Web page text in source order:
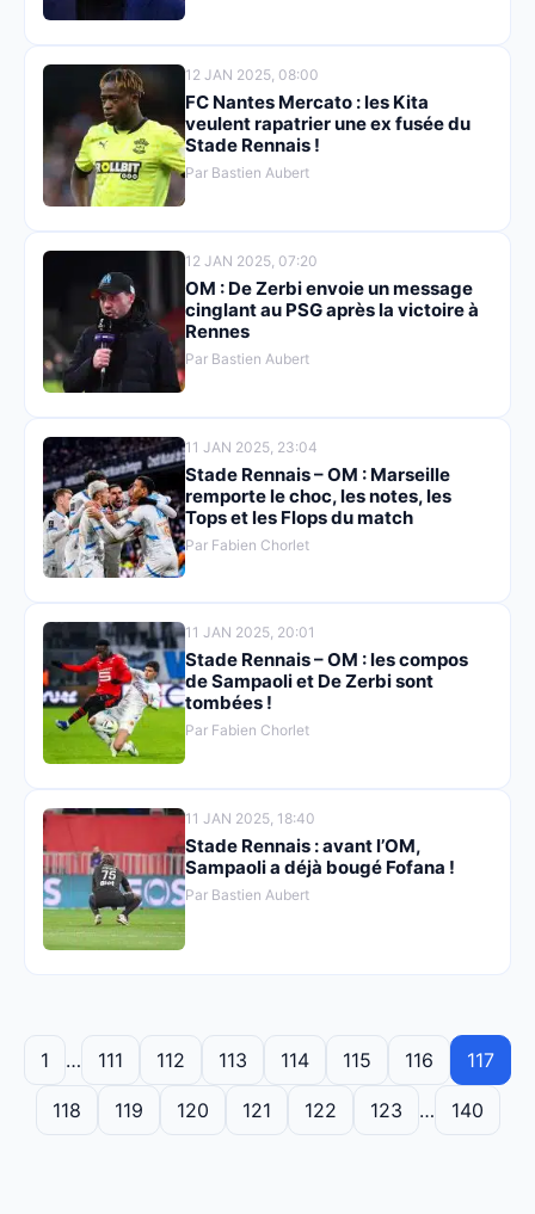
12 JAN 2025, 08:00
FC Nantes Mercato : les Kita
veulent rapatrier une ex fusée du
Stade Rennais !
Par Bastien Aubert
12 JAN 2025, 07:20
OM : De Zerbi envoie un message
cinglant au PSG après la victoire à
Rennes
Par Bastien Aubert
11 JAN 2025, 23:04
Stade Rennais – OM : Marseille
remporte le choc, les notes, les
Tops et les Flops du match
Par Fabien Chorlet
11 JAN 2025, 20:01
Stade Rennais – OM : les compos
de Sampaoli et De Zerbi sont
tombées !
Par Fabien Chorlet
11 JAN 2025, 18:40
Stade Rennais : avant l’OM,
Sampaoli a déjà bougé Fofana !
Par Bastien Aubert
1 … 111 112 113 114 115 116 117
118 119 120 121 122 123 … 140